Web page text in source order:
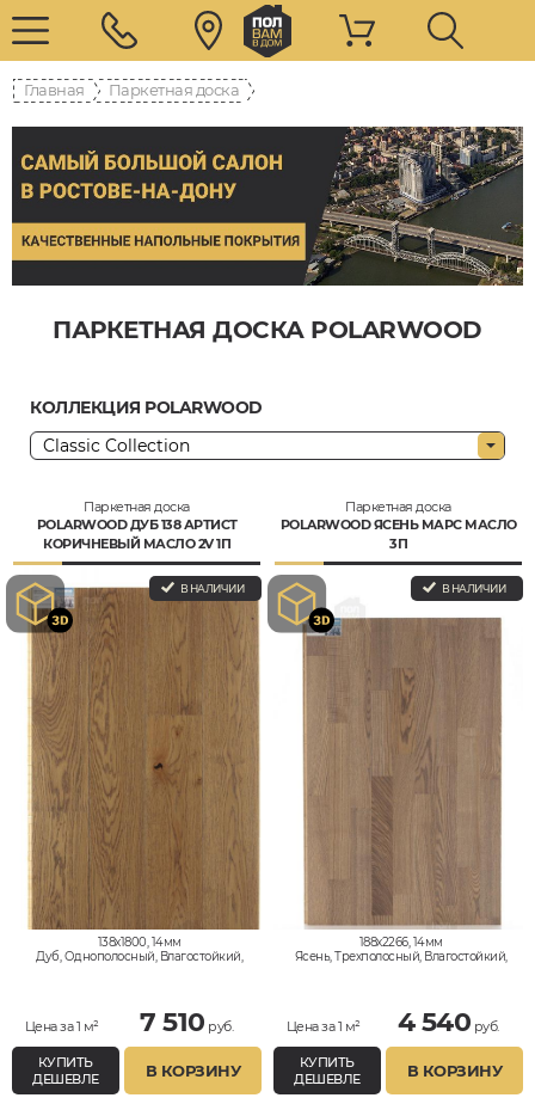
Главная Паркетная доска
ПАРКЕТНАЯ ДОСКА POLARWOOD
КОЛЛЕКЦИЯ POLARWOOD
Паркетная доска
POLARWOOD ДУБ 138 АРТИСТ
КОРИЧНЕВЫЙ МАСЛО 2V 1П
В НАЛИЧИИ
138x1800, 14мм
Дуб, Однополосный, Влагостойкий,
Цена за 1 м² 7 510 руб.
КУПИТЬ
ДЕШЕВЛЕ
В КОРЗИНУ
Паркетная доска
POLARWOOD ЯСЕНЬ МАРС МАСЛО
3П
В НАЛИЧИИ
188x2266, 14мм
Ясень, Трехполосный, Влагостойкий,
Цена за 1 м² 4 540 руб.
КУПИТЬ
ДЕШЕВЛЕ
В КОРЗИНУ